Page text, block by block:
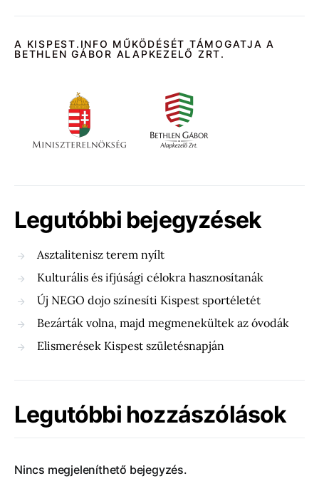
A KISPEST.INFO MŰKÖDÉSÉT TÁMOGATJA A
BETHLEN GÁBOR ALAPKEZELŐ ZRT.
Legutóbbi bejegyzések
Asztalitenisz terem nyílt
Kulturális és ifjúsági célokra hasznosítanák
Új NEGO dojo színesíti Kispest sportéletét
Bezárták volna, majd megmenekültek az óvodák
Elismerések Kispest születésnapján
Legutóbbi hozzászólások
Nincs megjeleníthető bejegyzés.